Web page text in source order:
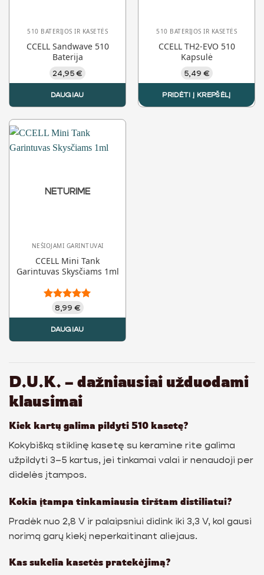
the
product
page
product
page
510 BATERIJOS IR KASETĖS
CCELL Sandwave 510
Baterija
24,95€
DAUGIAU
510 BATERIJOS IR KASETĖS
CCELL TH2-EVO 510
Kapsulė
5,49 €
PRIDĖTI Į KREPŠĖLĮ
NETURIME
NEŠIOJAMI GARINTUVAI
CCELL Mini Tank
Garintuvas Skysčiams 1ml
Įvertinimas:
5.00iš 5
8,99 €
DAUGIAU
D.U.K. – dažniausiai užduodami
klausimai
Kiek kartų galima pildyti 510 kasetę?
Kokybišką stiklinę kasetę su keramine rite galima
užpildyti 3–5 kartus, jei tinkamai valai ir nenaudoji per
didelės įtampos.
Kokia įtampa tinkamiausia tirštam distiliatui?
Pradėk nuo 2,8 V ir palaipsniui didink iki 3,3 V, kol gausi
norimą garų kiekį neperkaitinant aliejaus.
Kas sukelia kasetės pratekėjimą?